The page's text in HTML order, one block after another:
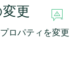
更
ロパティを変更